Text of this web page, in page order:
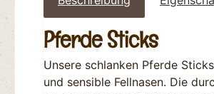
Pferde Sticks
Unsere schlanken Pferde
und sensible Fellnasen. Die